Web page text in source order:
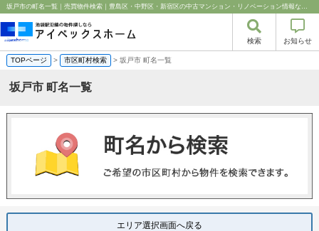
坂戸市の町名一覧｜売買物件検索｜豊島区・中野区・新宿区の中古マンション・リノベーション情報なら池袋のアイベックスホーム！
検索 お知らせ
TOPページ > 市区町村検索 > 坂戸市 町名一覧
坂戸市 町名一覧
エリア選択画面へ戻る